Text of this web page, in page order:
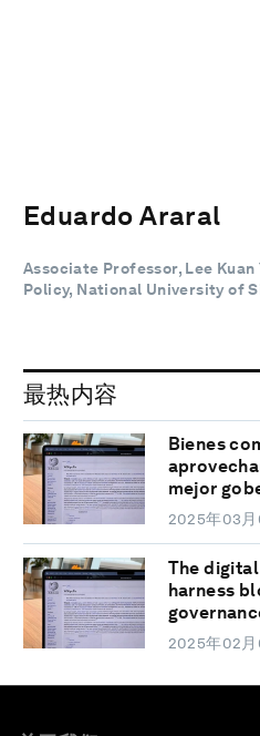
Eduardo Araral
Associate Professor, Lee
Policy, National University of
最热内容
Bienes
mejor
2025年03月
The
harness
2025年02月